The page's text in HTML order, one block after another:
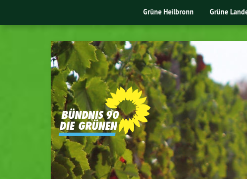
Grüne Heilbronn Grüne